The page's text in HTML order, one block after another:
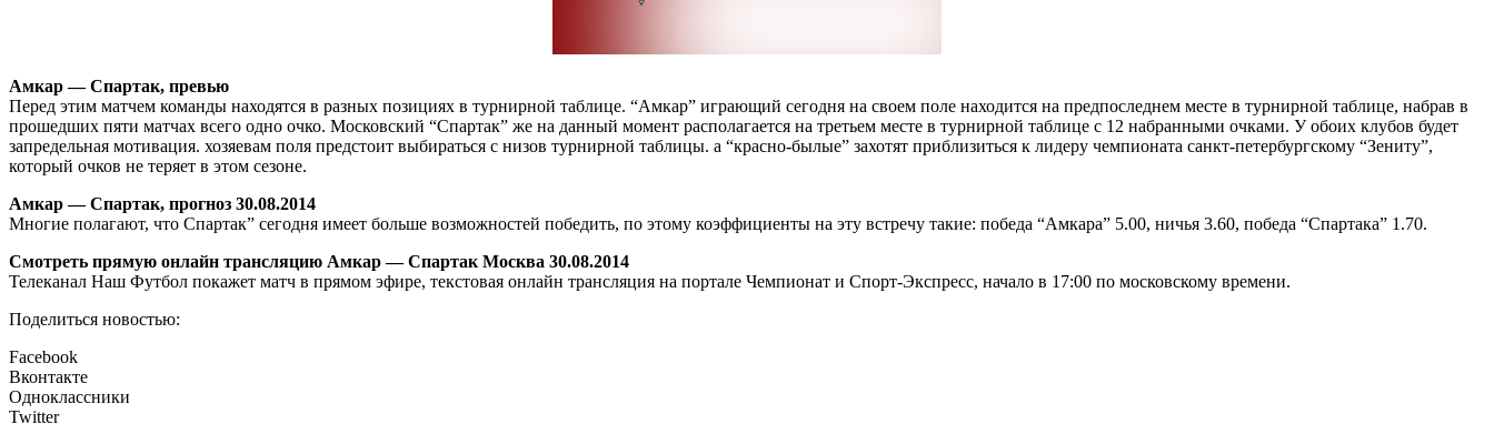
Амкар — Спартак, превью
Перед этим матчем команды находятся в разных позициях в турнирной таблице. “Амкар” играющий сегодня на своем поле находится на предпоследнем месте в турнирной таблице, набрав в
прошедших пяти матчах всего одно очко. Московский “Спартак” же на данный момент располагается на третьем месте в турнирной таблице с 12 набранными очками. У обоих клубов будет
запредельная мотивация. хозяевам поля предстоит выбираться с низов турнирной таблицы. а “красно-былые” захотят приблизиться к лидеру чемпионата санкт-петербургскому “Зениту”,
который очков не теряет в этом сезоне.
Амкар — Спартак, прогноз 30.08.2014
Многие полагают, что Спартак” сегодня имеет больше возможностей победить, по этому коэффициенты на эту встречу такие: победа “Амкара” 5.00, ничья 3.60, победа “Спартака” 1.70.
Смотреть прямую онлайн трансляцию Амкар — Спартак Москва 30.08.2014
Телеканал Наш Футбол покажет матч в прямом эфире, текстовая онлайн трансляция на портале Чемпионат и Спорт-Экспресс, начало в 17:00 по московскому времени.
Поделиться новостью:
Facebook
Вконтакте
Одноклассники
Twitter